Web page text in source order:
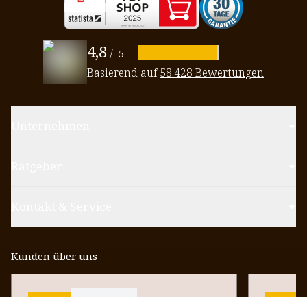
4,8/ 5
Basierend auf58.428 Bewertungen
Kunden über uns